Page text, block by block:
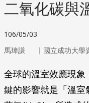
二氧化碳與
106/05/03
馬瑋謙 ｜ 國立成功大學
全球的溫室效應現象
鍵的影響就是「溫室